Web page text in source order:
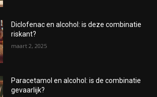
Diclofenac en alcohol: is deze combinatie
riskant?
maart 2, 2025
Paracetamol en alcohol: is de combinatie
gevaarlijk?